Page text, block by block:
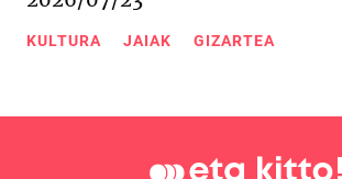
KULTURA JAIAK GIZARTEA